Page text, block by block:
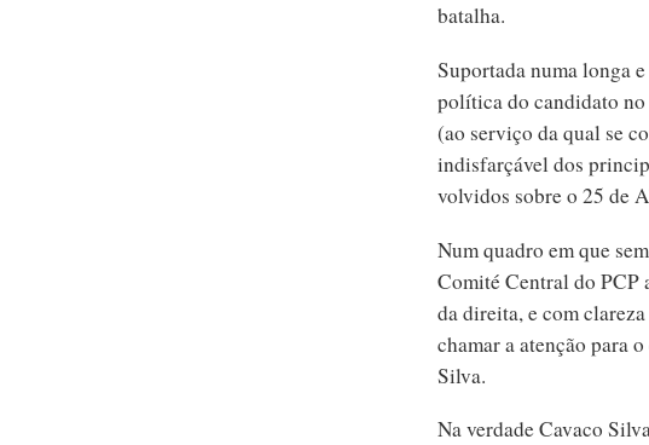
batalha.
Suportada numa longa
política do candidato no
(ao serviço da qual se
indisfarçável dos
volvidos sobre o 25 de
Num quadro em que
Comité Central do PCP
da direita, e com
chamar a atenção para
Silva.
Na verdade Cavaco